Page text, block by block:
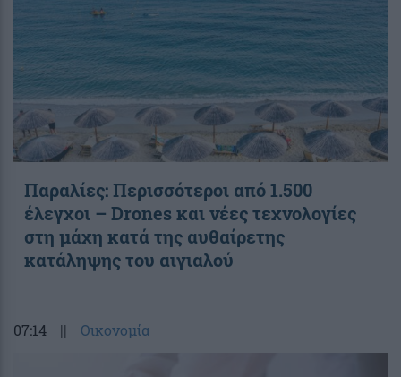
Παραλίες: Περισσότεροι από 1.500
έλεγχοι – Drones και νέες τεχνολογίες
στη μάχη κατά της αυθαίρετης
κατάληψης του αιγιαλού
07:14 || Οικονομία